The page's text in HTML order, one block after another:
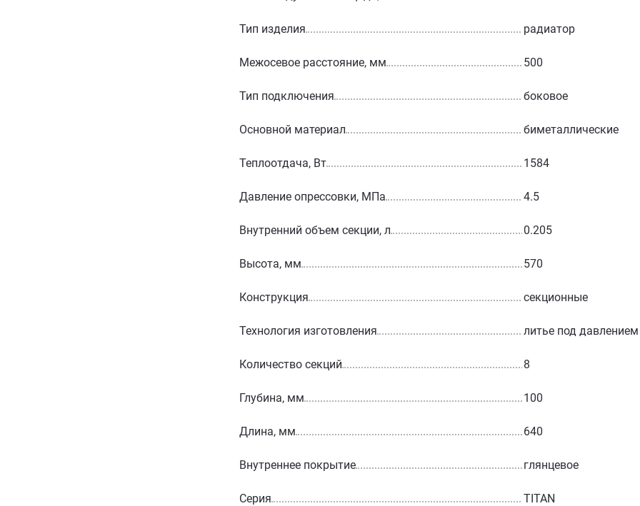
Тип изделия радиатор
Межосевое расстояние, мм 500
Тип подключения боковое
Основной материал биметаллические
Теплоотдача, Вт 1584
Давление опрессовки, МПа 4.5
Внутренний объем секции, л 0.205
Высота, мм 570
Конструкция секционные
Технология изготовления литье под давлением
Количество секций 8
Глубина, мм 100
Длина, мм 640
Внутреннее покрытие глянцевое
Серия TITAN